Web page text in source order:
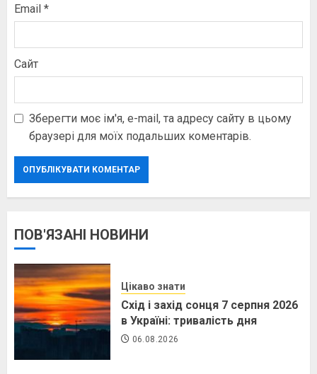
Email *
Сайт
Зберегти моє ім'я, e-mail, та адресу сайту в цьому
браузері для моїх подальших коментарів.
ПОВ'ЯЗАНІ НОВИНИ
Цікаво знати
Схід і захід сонця 7 серпня 2026
в Україні: тривалість дня
06.08.2026